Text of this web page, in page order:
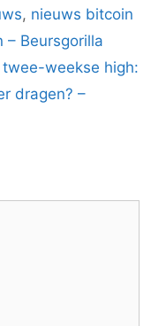
, nieuws bitcoin
– Beursgorilla
weekse high:
dragen? –